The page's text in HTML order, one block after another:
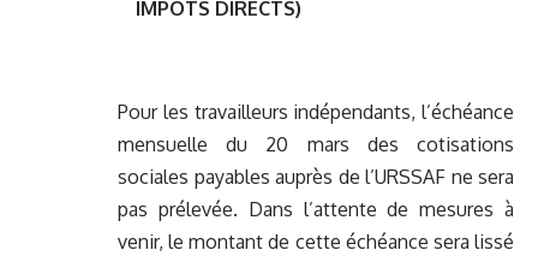
IMPOTS DIRECTS)
Pour les travailleurs indépendants, l’échéance
mensuelle du 20 mars des cotisations
sociales payables auprès de l’URSSAF ne sera
pas prélevée. Dans l’attente de mesures à
venir, le montant de cette échéance sera lissé